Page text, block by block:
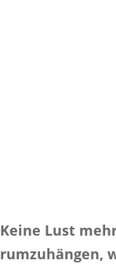
Keine Lust
rumzuhängen,